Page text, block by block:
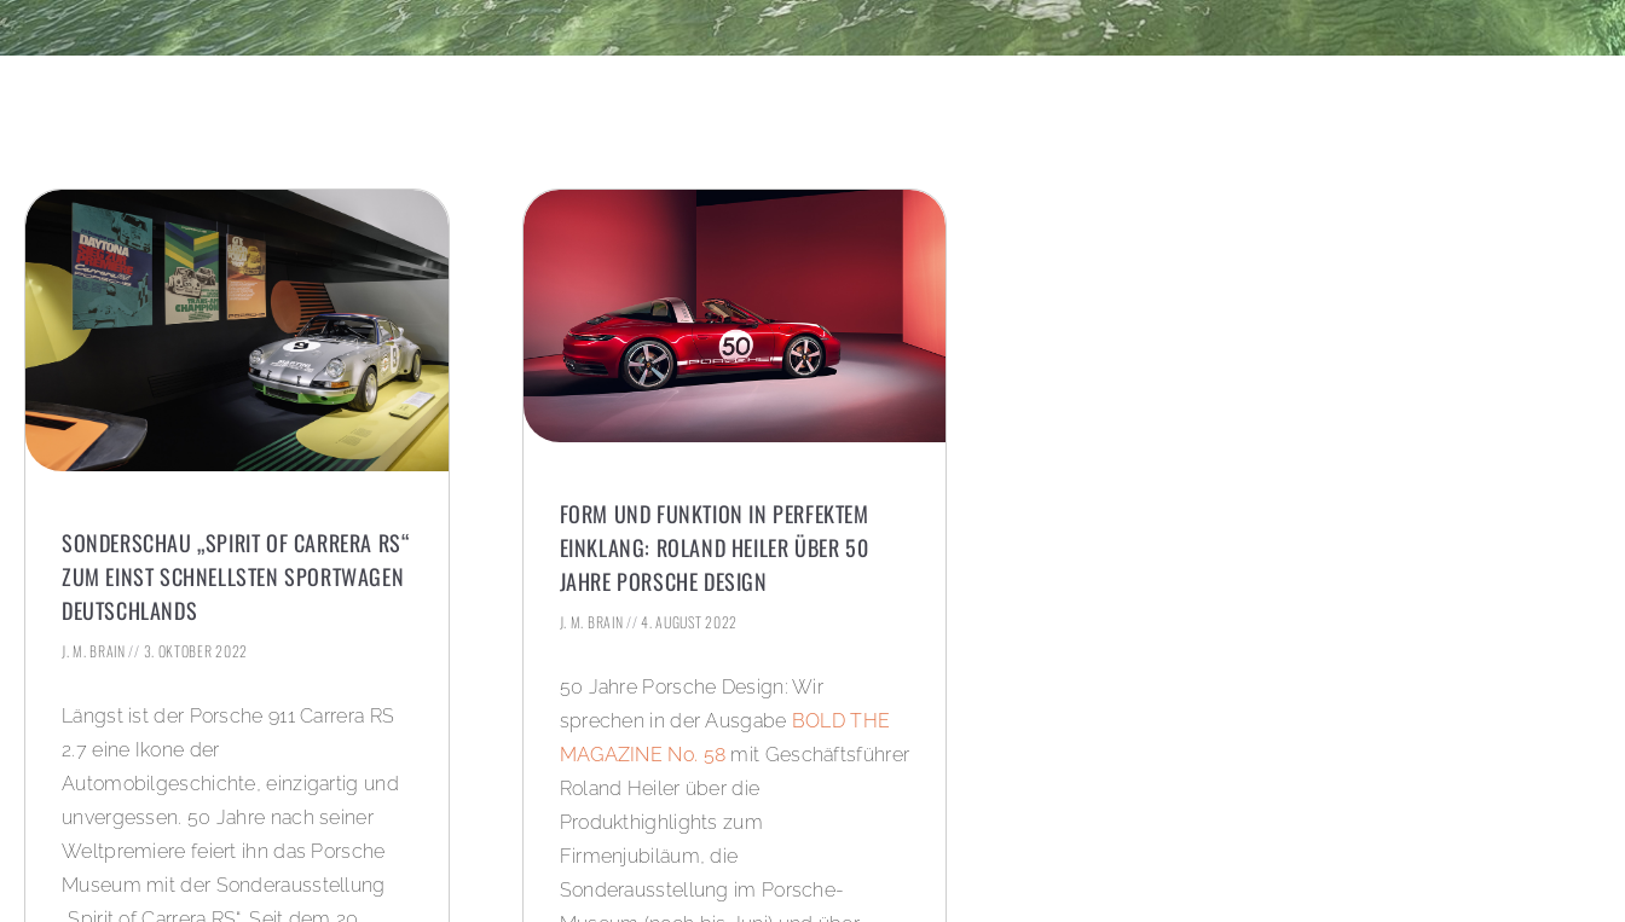
SONDERSCHAU „SPIRIT OF CARRERA RS“
ZUM EINST SCHNELLSTEN SPORTWAGEN
DEUTSCHLANDS
J. M. BRAIN 3. OKTOBER 2022
Längst ist der Porsche 911 Carrera RS
2.7 eine Ikone der
Automobilgeschichte, einzigartig und
unvergessen. 50 Jahre nach seiner
Weltpremiere feiert ihn das Porsche
Museum mit der Sonderausstellung
FORM UND FUNKTION IN PERFEKTEM
EINKLANG: ROLAND HEILER ÜBER 50
JAHRE PORSCHE DESIGN
J. M. BRAIN 4. AUGUST 2022
50 Jahre Porsche Design: Wir
sprechen in der Ausgabe BOLD THE
MAGAZINE No. 58 mit Geschäftsführer
Roland Heiler über die
Produkthighlights zum
Firmenjubiläum, die
Sonderausstellung im Porsche-